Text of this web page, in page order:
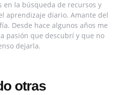
en la búsqueda de recursos y
aprendizaje diario. Amante del
Desde hace algunos años me
pasión que descubrí y que no
dejarla.
otras